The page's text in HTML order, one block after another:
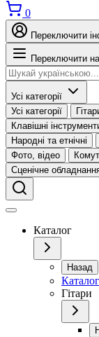
0
Переключити
Переключити
Усі категорії
Усі категорії
Клавішні
Народні та етнічні
Фото, відео
Сценічне
Каталог
Назад
Каталог
Гітари